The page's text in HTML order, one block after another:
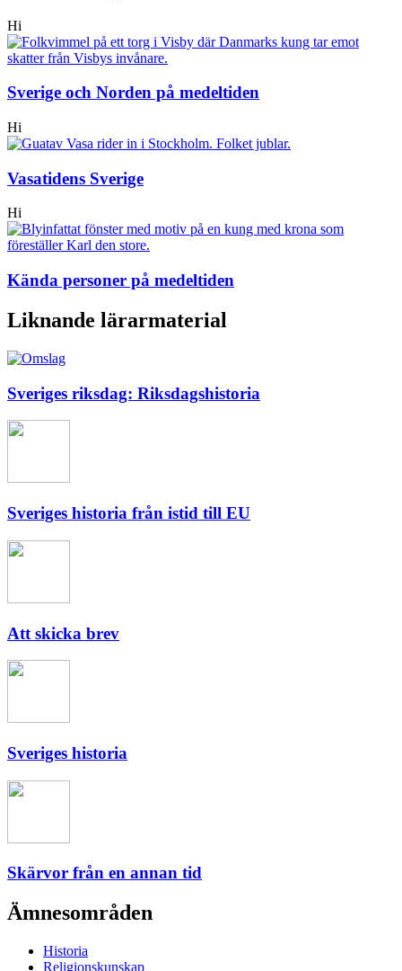
Hi
Sverige och Norden på medeltiden
Hi
Vasatidens Sverige
Hi
Kända personer på medeltiden
Liknande lärarmaterial
Sveriges riksdag: Riksdagshistoria
Sveriges historia från istid till EU
Att skicka brev
Sveriges historia
Skärvor från en annan tid
Ämnesområden
Historia
Religionskunskap